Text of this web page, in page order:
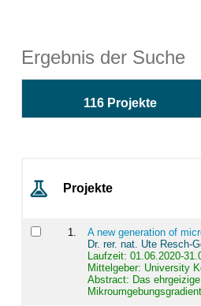
Ergebnis der Suche
116 Projekte
Projekte
1
A new generation of
Dr. rer. nat. Ute Resch-
Laufzeit: 01.06.2020-
Mittelgeber: University
Abstract: Das